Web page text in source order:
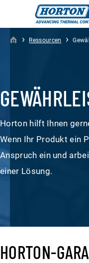
› Ressourcen ›
Horton hilft Ihnen
Wenn Ihr Produkt ein
Anspruch ein und
einer Lösung.
HORTON-